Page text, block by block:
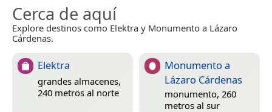
Cerca de aquí
Explore destinos como Elektra y Monumento a Lázaro
Cárdenas.
Elektra
grandes almacenes,
240 metros al norte
Monumento a
Lázaro Cárdenas
monumento, 260
metros al sur